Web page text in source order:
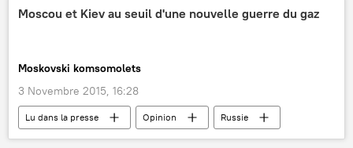
défense antiaérienne
accord
Moscou et Kiev au seuil d'une nouvelle guerre du gaz
Moskovski komsomolets
3 Novembre 2015, 16:28
Lu dans la presse Opinion
Russie
Ukraine
Gazprom gaz